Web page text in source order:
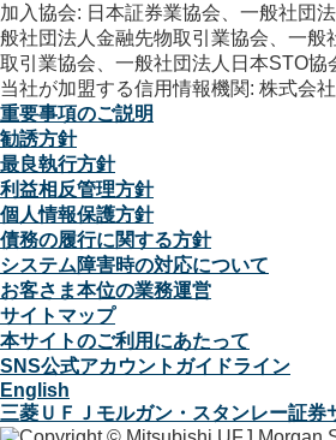
加入協会: 日本証券業協会、一般社団
般社団法人金融先物取引業協会、一般
取引業協会、一般社団法人日本STO協
当社が加盟する信用情報機関: 株式会
重要事項のご説明
勧誘方針
最良執行方針
利益相反管理方針
個人情報保護方針
債務の履行に関する方針
システム障害時の対応について
お客さま本位の業務運営
サイトマップ
本サイトのご利用にあたって
SNS公式アカウントガイドライン
English
三菱ＵＦＪモルガン・スタンレー証券